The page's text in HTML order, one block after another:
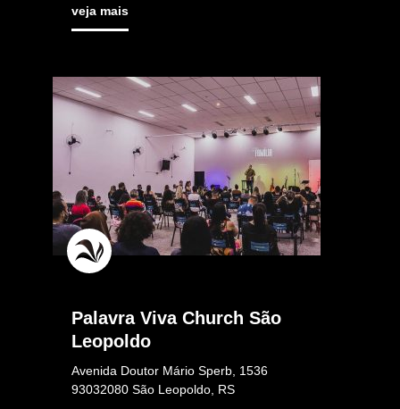
veja mais
Palavra Viva Church São
Leopoldo
Avenida Doutor Mário Sperb, 1536
93032080 São Leopoldo, RS